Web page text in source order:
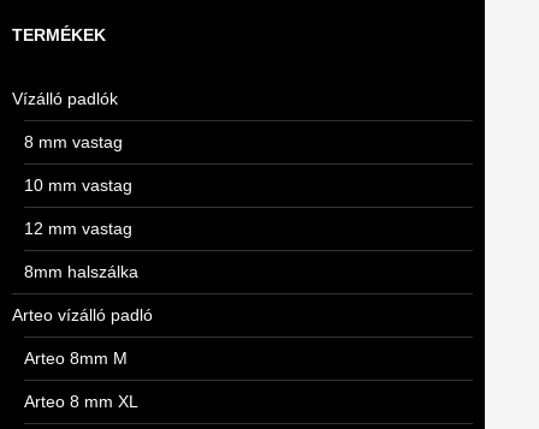
TERMÉKEK
Vízálló padlók
8 mm vastag
10 mm vastag
12 mm vastag
8mm halszálka
Arteo vízálló padló
Arteo 8mm M
Arteo 8 mm XL